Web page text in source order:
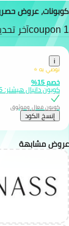
كوبونات، عروض
1 coupon آخر تحديث:
i
نوصي به ⭐
خصم 15%
كوبون دانيال هيشتر: 15% خصم اضافي على كل الموقع
كوبون فعال وموثوق
إِنسخ الكود
عروض مشابهة